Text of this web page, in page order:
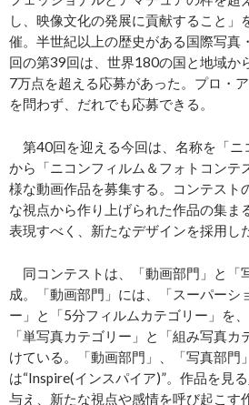
し、映像文化の発展に貢献すること」
催。半世紀以上の歴史がある国際写真
回の第39回は、世界180の国と地域か
7万点を超える応募があった。プロ・
を問わず、だれでも応募できる。
第40回を迎える今回は、名称を「ニ
から「ニコンフィルム＆フォトコンテ
様な動画作品を募集する。コンテスト
な視点から作り上げられた作品の集ま
表現すべく、新たなデザインを採用し
同コンテストは、「動画部門」と「
成。「動画部門」には、「スーパーシ
ー」と「5分フィルムカテゴリー」を
「単写真カテゴリー」と「組み写真
けている。「動画部門」、「写真部門
は“Inspire(インスパイア)”。作品を見
与え、新たな視点や感情を呼び起こす